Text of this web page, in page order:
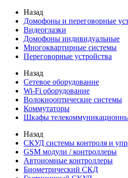
Назад
Домофоны и переговорные
Видеоглазки
Домофоны индивидуальные
Многоквартирные системы
Переговорные устройства
Назад
Сетевое оборудование
Wi-Fi оборудование
Волокнооптические системы
Коммутаторы
Шкафы
Назад
СКУД системы контроля и
GSM модули / контроллеры
Автономные контроллеры
Биометрический СКД